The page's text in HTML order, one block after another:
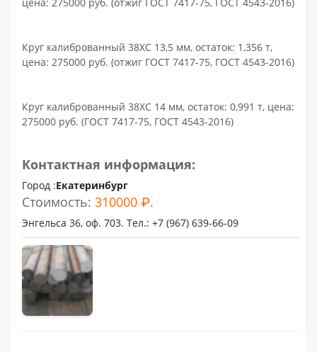
Круг калиброванный 38ХС 13,5 мм, остаток: 1,356 т,
цена: 275000 руб. (отжиг ГОСТ 7417-75, ГОСТ 4543-2016)
Круг калиброванный 38ХС 14 мм, остаток: 0,991 т, цена:
275000 руб. (ГОСТ 7417-75, ГОСТ 4543-2016)
Контактная информация:
Город :Екатеринбург
Стоимость:310000 ₽.
Энгельса 36, оф. 703. Тел.: +7 (967) 639-66-09